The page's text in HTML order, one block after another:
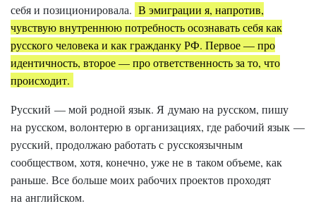
себя и позиционировала. В эмиграции я, напротив,
чувствую внутреннюю потребность осознавать себя как
русского человека и как гражданку РФ. Первое — про
идентичность, второе — про ответственность за то, что
происходит.
Русский — мой родной язык. Я думаю на русском, пишу
на русском, волонтерю в организациях, где рабочий язык —
русский, продолжаю работать с русскоязычным
сообществом, хотя, конечно, уже не в таком объеме, как
раньше. Все больше моих рабочих проектов проходят
на английском.